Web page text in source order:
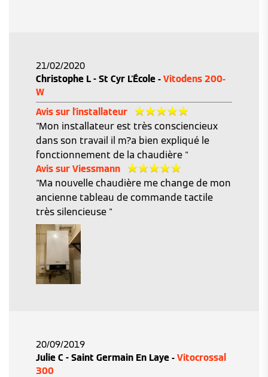
21/02/2020
Christophe L - St Cyr L'École - Vitodens 200-
W
Avis sur l'installateur
"Mon installateur est très consciencieux
dans son travail il m?a bien expliqué le
fonctionnement de la chaudière "
Avis sur Viessmann
"Ma nouvelle chaudière me change de mon
ancienne tableau de commande tactile
très silencieuse "
20/09/2019
Julie C - Saint Germain En Laye - Vitocrossal
300